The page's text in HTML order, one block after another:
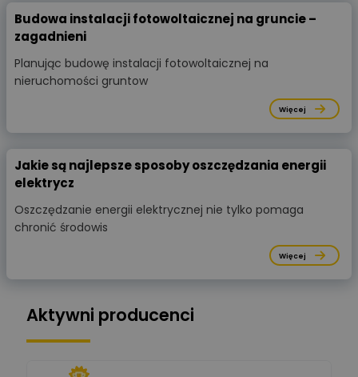
Budowa instalacji fotowoltaicznej na gruncie –
zagadnieni
Planując budowę instalacji fotowoltaicznej na
nieruchomości gruntow
Więcej
Jakie są najlepsze sposoby oszczędzania energii
elektrycz
Oszczędzanie energii elektrycznej nie tylko pomaga
chronić środowis
Więcej
Aktywni producenci